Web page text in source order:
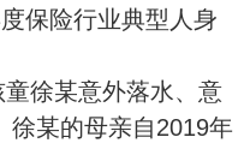
保险行业典型人身
童徐某意外落水、意
徐某的母亲自2019年